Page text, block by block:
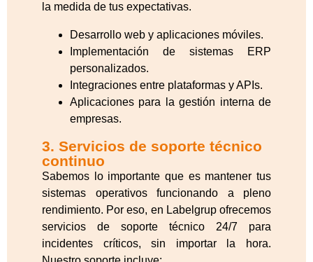
la medida de tus expectativas.
Desarrollo web y aplicaciones móviles.
Implementación de sistemas ERP
personalizados.
Integraciones entre plataformas y APIs.
Aplicaciones para la gestión interna de
empresas.
3. Servicios de soporte técnico
continuo
Sabemos lo importante que es mantener tus
sistemas operativos funcionando a pleno
rendimiento. Por eso, en Labelgrup ofrecemos
servicios de soporte técnico 24/7 para
incidentes críticos, sin importar la hora.